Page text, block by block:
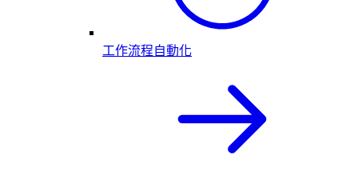
工作流程自動化